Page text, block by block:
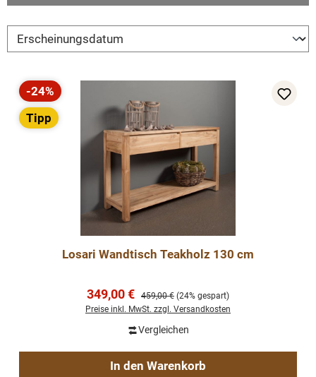
Rabatt
-24%
Tipp
Losari Wandtisch Teakholz 130 cm
Verkaufspreis:
349,00 € Regulärer Preis:
459,00 € (24% gespart)
Preise inkl. MwSt. zzgl. Versandkosten
Vergleichen
In den Warenkorb